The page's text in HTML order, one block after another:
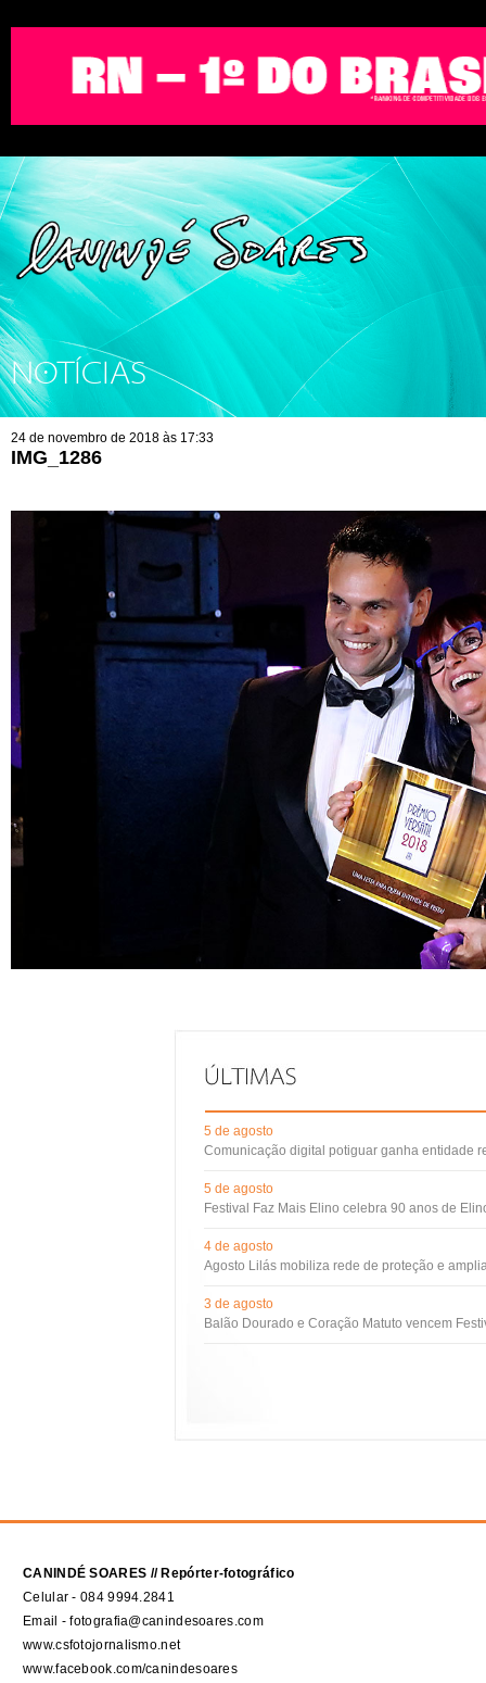
NOTÍCIAS
24 de novembro de 2018 às 17:33
IMG_1286
5 de agosto
Comunicação digital potiguar ganha entidade
5 de agosto
Festival Faz Mais Elino celebra 90 anos de
4 de agosto
Agosto Lilás mobiliza rede de proteção e
3 de agosto
Balão Dourado e Coração Matuto vencem
CANINDÉ SOARES // Repórter-fotográfico
Celular - 084 9994.2841
Email - fotografia@canindesoares.com
www.csfotojornalismo.net
www.facebook.com/canindesoares